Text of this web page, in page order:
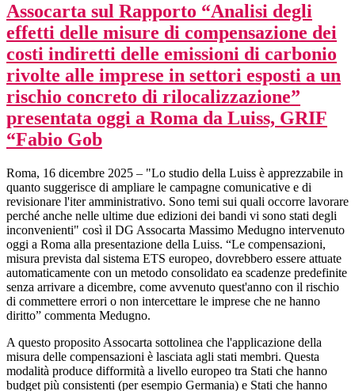
Assocarta sul Rapporto “Analisi degli
effetti delle misure di compensazione dei
costi indiretti delle emissioni di carbonio
rivolte alle imprese in settori esposti a un
rischio concreto di rilocalizzazione”
presentata oggi a Roma da Luiss, GRIF
“Fabio Gob
Roma, 16 dicembre 2025 – "Lo studio della Luiss è apprezzabile in
quanto suggerisce di ampliare le campagne comunicative e di
revisionare l'iter amministrativo. Sono temi sui quali occorre lavorare
perché anche nelle ultime due edizioni dei bandi vi sono stati degli
inconvenienti" così il DG Assocarta Massimo Medugno intervenuto
oggi a Roma alla presentazione della Luiss. “Le compensazioni,
misura prevista dal sistema ETS europeo, dovrebbero essere attuate
automaticamente con un metodo consolidato ea scadenze predefinite
senza arrivare a dicembre, come avvenuto quest'anno con il rischio
di commettere errori o non intercettare le imprese che ne hanno
diritto” commenta Medugno.
A questo proposito Assocarta sottolinea che l'applicazione della
misura delle compensazioni è lasciata agli stati membri. Questa
modalità produce difformità a livello europeo tra Stati che hanno
budget più consistenti (per esempio Germania) e Stati che hanno